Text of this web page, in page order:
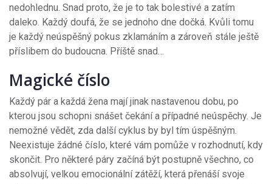
nedohlednu. Snad proto, že je to tak bolestivé a zatím
daleko. Každý doufá, že se jednoho dne dočká. Kvůli tomu
je každý neúspěšný pokus zklamáním a zároveň stále ještě
příslibem do budoucna. Příště snad…
Magické číslo
Každý pár a každá žena mají jinak nastavenou dobu, po
kterou jsou schopni snášet čekání a případné neúspěchy. Je
nemožné vědět, zda další cyklus by byl tím úspěšným.
Neexistuje žádné číslo, které vám pomůže v rozhodnutí, kdy
skončit. Pro některé páry začíná být postupně všechno, co
absolvují, velkou emocionální zátěží, která přenáší svoje